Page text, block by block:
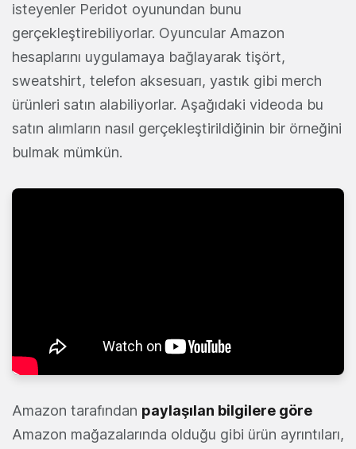
isteyenler Peridot oyunundan bunu
gerçekleştirebiliyorlar. Oyuncular Amazon
hesaplarını uygulamaya bağlayarak tişört,
sweatshirt, telefon aksesuarı, yastık gibi merch
ürünleri satın alabiliyorlar. Aşağıdaki videoda bu
satın alımların nasıl gerçekleştirildiğinin bir örneğini
bulmak mümkün.
Amazon tarafından paylaşılan bilgilere göre
Amazon mağazalarında olduğu gibi ürün ayrıntıları,